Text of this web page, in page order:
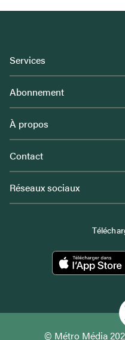
Services
Abonnement
À propos
Contact
Réseaux sociaux
© Métro Média